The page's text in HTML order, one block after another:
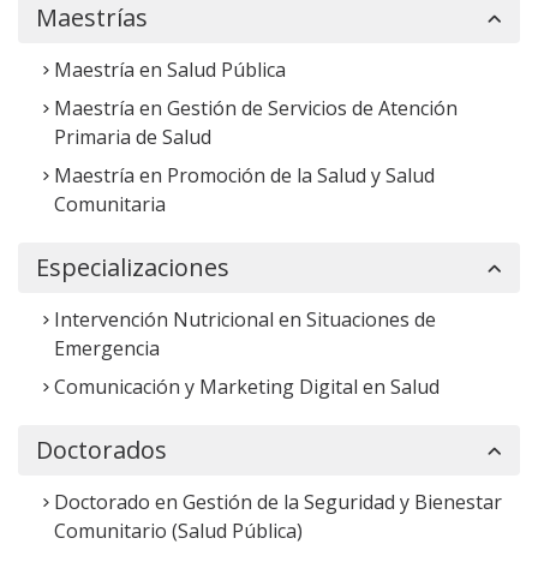
Maestrías
Maestría en Salud Pública
Maestría en Gestión de Servicios de Atención
Primaria de Salud
Maestría en Promoción de la Salud y Salud
Comunitaria
Especializaciones
Intervención Nutricional en Situaciones de
Emergencia
Comunicación y Marketing Digital en Salud
Doctorados
Doctorado en Gestión de la Seguridad y Bienestar
Comunitario (Salud Pública)